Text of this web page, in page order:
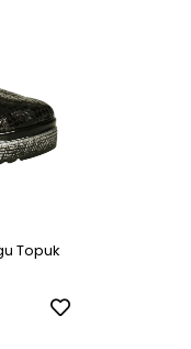
Topuk